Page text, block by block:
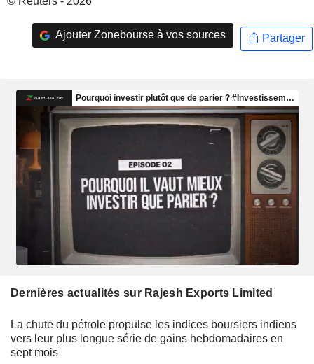
Ajouter Zonebourse à vos sources Partager
Dernières actualités sur Rajesh Exports Limited
La chute du pétrole propulse les indices boursiers indiens
vers leur plus longue série de gains hebdomadaires en
sept mois